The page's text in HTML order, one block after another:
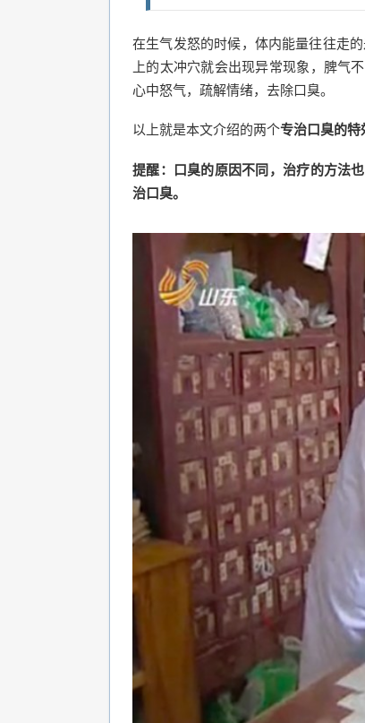
在生气发怒的时候，体内能量往往走
上的太冲穴就会出现异常现象，脾气
心中怒气，疏解情绪，去除口臭。
以上就是本文介绍的两个专治口臭的特
提醒：口臭的原因不同，治疗的方法
治口臭。